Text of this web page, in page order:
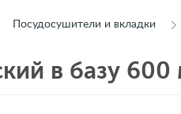
Посудосушители и вкладки
в базу